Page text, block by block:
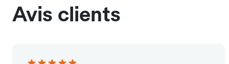
Avis clients